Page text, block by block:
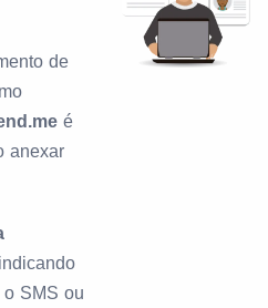
de
é
anexar
SMS ou